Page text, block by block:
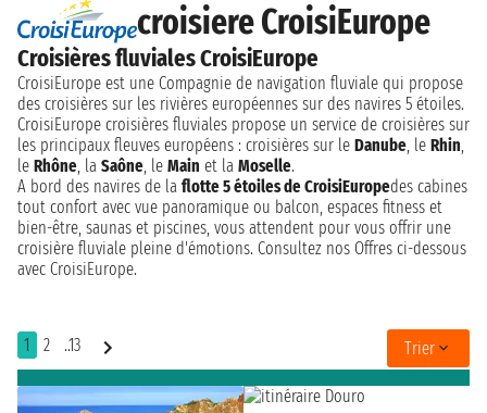
croisiere CroisiEurope
Croisières fluviales CroisiEurope
CroisiEurope est une Compagnie de navigation fluviale qui propose
des croisières sur les rivières européennes sur des navires 5 étoiles.
CroisiEurope croisières fluviales propose un service de croisières sur
les principaux fleuves européens : croisières sur le Danube, le Rhin,
le Rhône, la Saône, le Main et la Moselle.
A bord des navires de la flotte 5 étoiles de CroisiEuropedes cabines
tout confort avec vue panoramique ou balcon, espaces fitness et
bien-être, saunas et piscines, vous attendent pour vous offrir une
croisière fluviale pleine d'émotions. Consultez nos Offres ci-dessous
avec CroisiEurope.
1 2 ..13 Trier